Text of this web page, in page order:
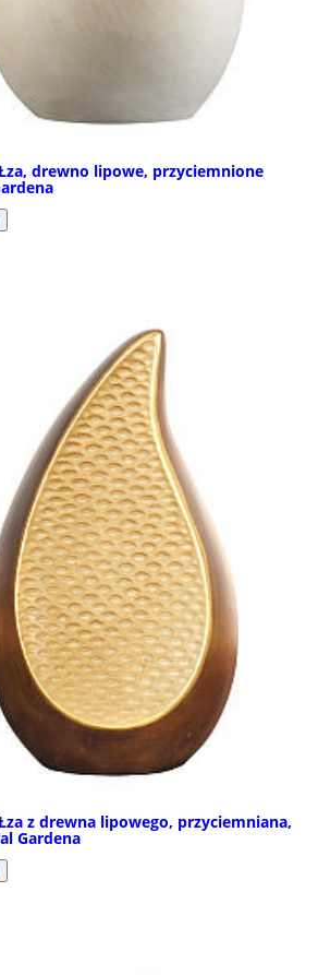
drewno lipowe, przyciemnione
z drewna lipowego, przyciemniana,
Gardena